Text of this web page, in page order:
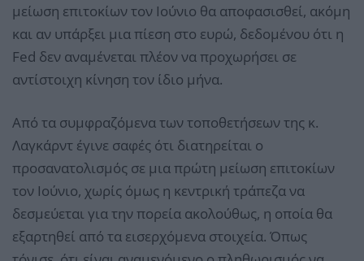
μείωση επιτοκίων τον Ιούνιο θα αποφασισθεί, ακόμη
και αν υπάρξει μια πίεση στο ευρώ, δεδομένου ότι η
Fed δεν αναμένεται πλέον να προχωρήσει σε
αντίστοιχη κίνηση τον ίδιο μήνα.
Από τα συμφραζόμενα των τοποθετήσεων της κ.
Λαγκάρντ έγινε σαφές ότι διατηρείται ο
προσανατολισμός σε μια πρώτη μείωση επιτοκίων
τον Ιούνιο, χωρίς όμως η κεντρική τράπεζα να
δεσμεύεται για την πορεία ακολούθως, η οποία θα
εξαρτηθεί από τα εισερχόμενα στοιχεία. Όπως